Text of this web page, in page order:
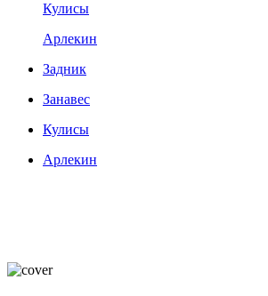
Кулисы
Арлекин
Задник
Занавес
Кулисы
Арлекин